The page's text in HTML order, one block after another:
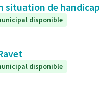
situation de handicap
disponible
disponible